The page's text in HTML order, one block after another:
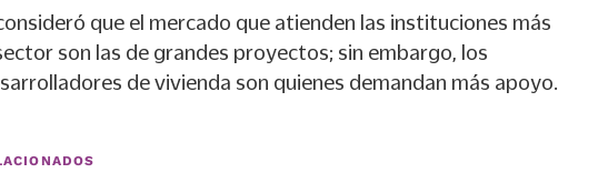
que el mercado que atienden las instituciones más
son las de grandes proyectos; sin embargo, los
de vivienda son quienes demandan más apoyo.